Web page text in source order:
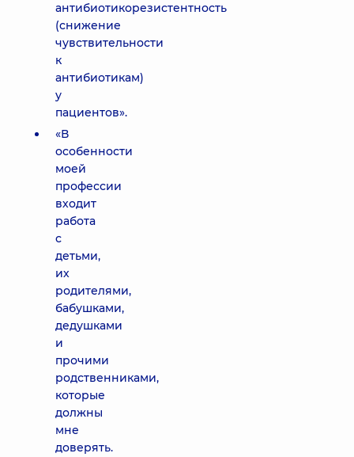
антибиотикорезистентность
(снижение
чувствительности
к
антибиотикам)
у
пациентов».
«В
особенности
моей
профессии
входит
работа
с
детьми,
их
родителями,
бабушками,
дедушками
и
прочими
родственниками,
которые
должны
мне
доверять.